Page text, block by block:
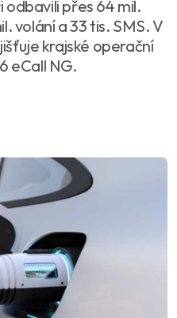
přes 64 mil.
volání a 33 tis. SMS. V
krajské operační
eCall NG.